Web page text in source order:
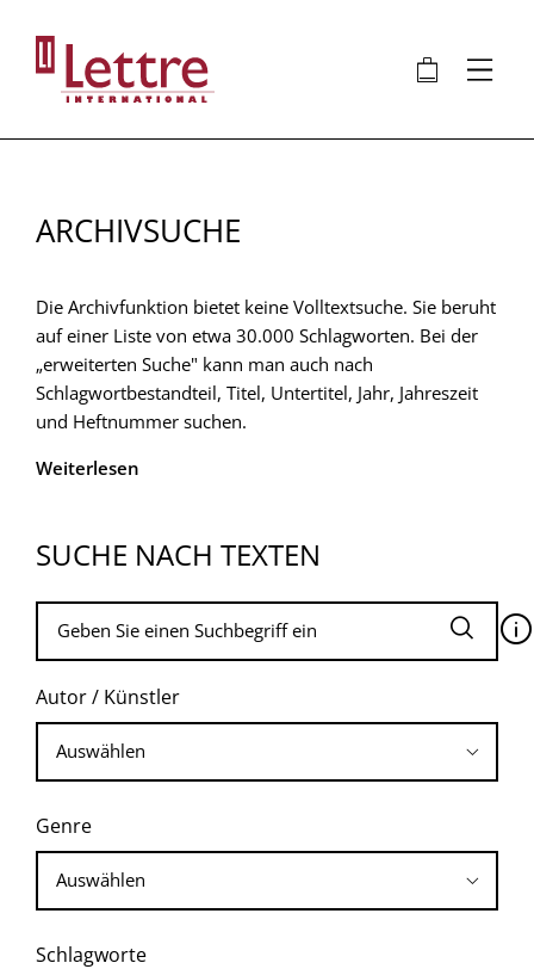
Inhalt
🛍 ⋮
ARCHIVSUCHE
Die Archivfunktion bietet keine Volltextsuche. Sie beruht
auf einer Liste von etwa 30.000 Schlagworten. Bei der
„erweiterten Suche" kann man auch nach
Schlagwortbestandteil, Titel, Untertitel, Jahr, Jahreszeit
und Heftnummer suchen.
Weiterlesen
SUCHE NACH TEXTEN
🛈
Autor / Künstler
Genre
Schlagworte